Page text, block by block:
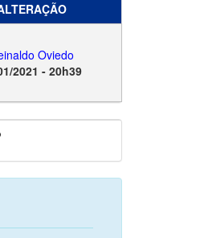
Oviedo
2021 - 20h39